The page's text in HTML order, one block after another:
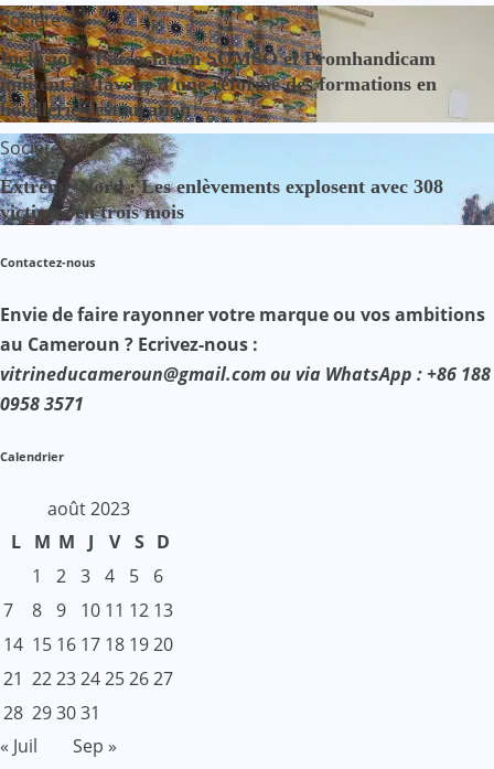
Société
Inclusion : l’association SOMSO et Promhandicam
militent en faveur d’une réforme des formations en
hôtellerie-restauration
Société
Extrême-Nord : Les enlèvements explosent avec 308
victimes en trois mois
Contactez-nous
Envie de faire rayonner votre marque ou vos ambitions
au Cameroun ? Ecrivez-nous :
vitrineducameroun@gmail.com ou via WhatsApp : +86 188
0958 3571
Calendrier
août 2023
L
M M J V S D
1
2 3 4 5
6
7
8 9 10 11 12 13
14 15 16 17 18 1920
21 222324252627
28 293031
« Juil
Sep »